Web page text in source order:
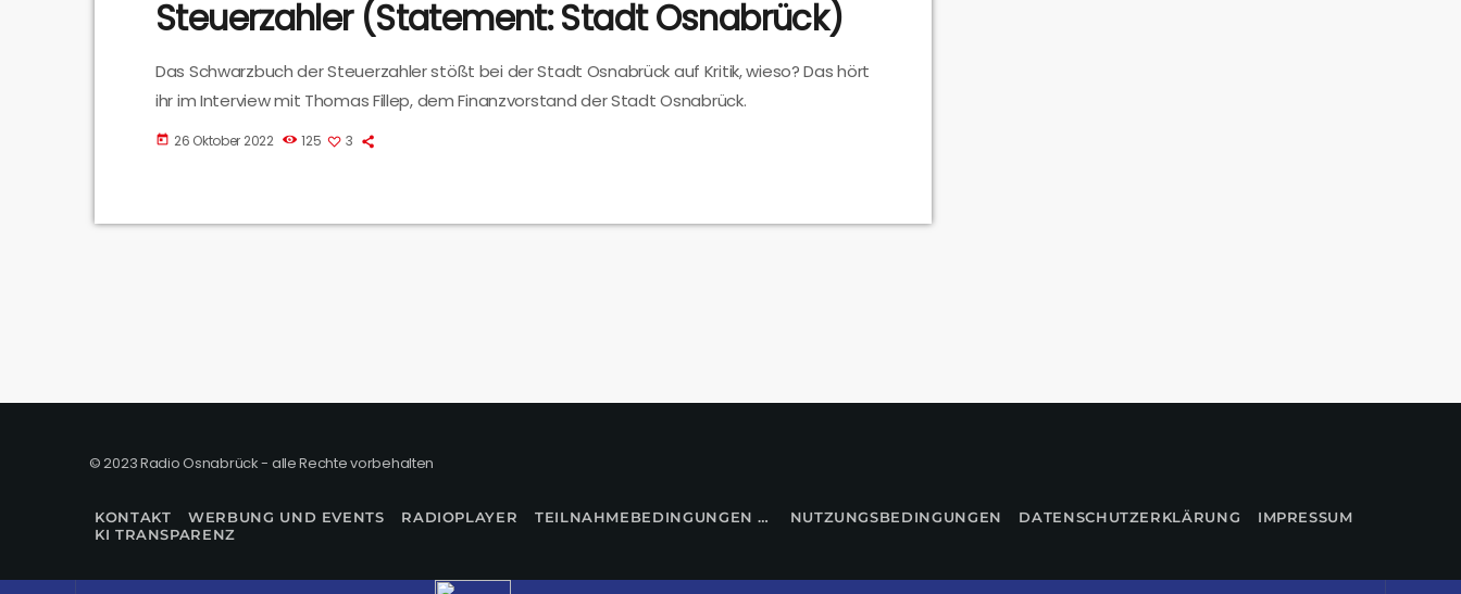
Steuerzahler (Statement: Stadt Osnabrück)
Das Schwarzbuch der Steuerzahler stößt bei der Stadt Osnabrück auf Kritik, wieso? Das hört
ihr im Interview mit Thomas Fillep, dem Finanzvorstand der Stadt Osnabrück.
today 26 Oktober 2022 125 3
© 2023 Radio Osnabrück - alle Rechte vorbehalten
KONTAKT WERBUNG UND EVENTS RADIOPLAYER TEILNAHMEBEDINGUNGEN FÜR GEWINNSPIELE NUTZUNGSBEDINGUNGEN DATENSCHUTZERKLÄRUNG
IMPRESSUM
KI TRANSPARENZ